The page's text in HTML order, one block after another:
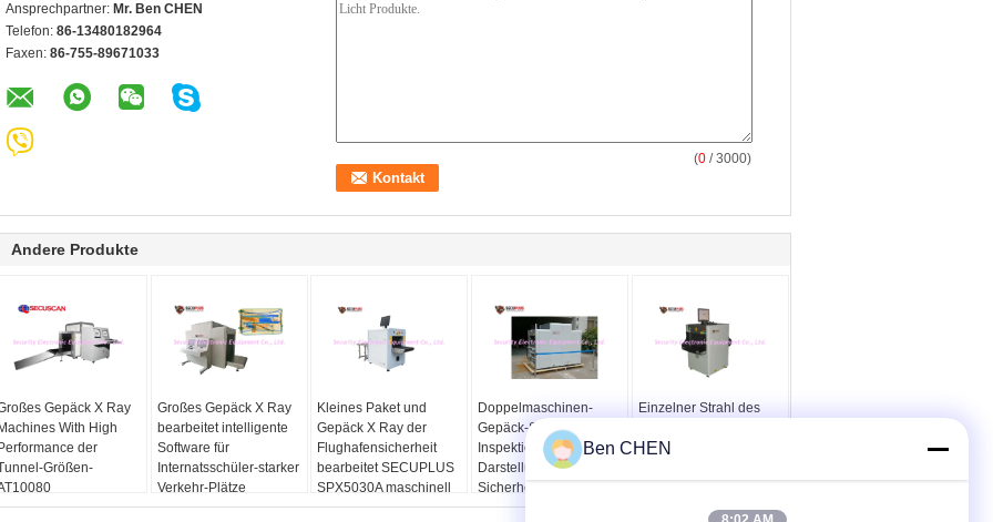
Ansprechpartner: Mr. Ben CHEN
Telefon: 86-13480182964
Faxen: 86-755-89671033
(0 / 3000)
Andere Produkte
Gepäck X Ray
Machines With High
Performance der
Größen-
Großes Gepäck X Ray
bearbeitet intelligente
Software für
Internatsschüler-starker
Verkehr-Plätze
maschinell
Kleines Paket und
Gepäck X Ray der
Flughafensicherheit
bearbeitet SECUPLUS
SPX5030A maschinell
Doppelmaschinen-
Gepäck-Scannen-
Inspektion der energie-
Darstellungs-
Sicherheits-X Ray mit
Spitzen-Funktion
Einzelner Strahl des
Röntgenstrahl-Gepäck-
System maschinell
Ben CHEN